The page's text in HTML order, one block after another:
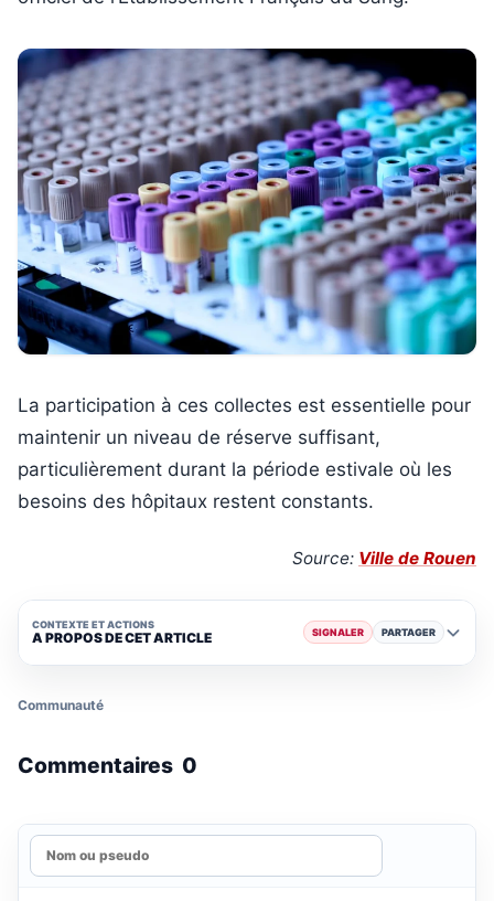
La participation à ces collectes est essentielle pour
maintenir un niveau de réserve suffisant,
particulièrement durant la période estivale où les
besoins des hôpitaux restent constants.
Source: Ville de Rouen
CONTEXTE ET ACTIONS
A PROPOS DE CET ARTICLE SIGNALER PARTAGER
Communauté
Commentaires 0